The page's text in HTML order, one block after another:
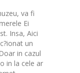
va fi
Ei
Insa, Aici
un
in cazul
in la cele ar